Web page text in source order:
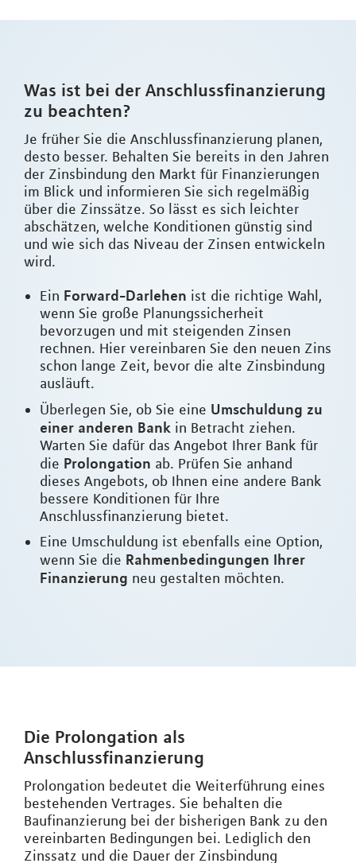
Was ist bei der Anschlussfinanzierung
zu beachten?
Je früher Sie die Anschlussfinanzierung planen,
desto besser. Behalten Sie bereits in den Jahren
der Zinsbindung den Markt für Finanzierungen
im Blick und informieren Sie sich regelmäßig
über die Zinssätze. So lässt es sich leichter
abschätzen, welche Konditionen günstig sind
und wie sich das Niveau der Zinsen entwickeln
wird.
Ein Forward-Darlehen ist die richtige Wahl,
wenn Sie große Planungssicherheit
bevorzugen und mit steigenden Zinsen
rechnen. Hier vereinbaren Sie den neuen Zins
schon lange Zeit, bevor die alte Zinsbindung
ausläuft.
Überlegen Sie, ob Sie eine Umschuldung zu
einer anderen Bank in Betracht ziehen.
Warten Sie dafür das Angebot Ihrer Bank für
die Prolongation ab. Prüfen Sie anhand
dieses Angebots, ob Ihnen eine andere Bank
bessere Konditionen für Ihre
Anschlussfinanzierung bietet.
Eine Umschuldung ist ebenfalls eine Option,
wenn Sie die Rahmenbedingungen Ihrer
Finanzierung neu gestalten möchten.
Die Prolongation als
Anschlussfinanzierung
Prolongation bedeutet die Weiterführung eines
bestehenden Vertrages. Sie behalten die
Baufinanzierung bei der bisherigen Bank zu den
vereinbarten Bedingungen bei. Lediglich den
Zinssatz und die Dauer der Zinsbindung